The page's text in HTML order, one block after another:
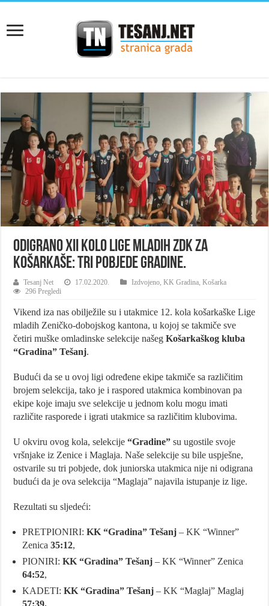
Odigrano XII kolo Lige mladih ZDK za
košarkaše: Tri pobjede Gradine.
Tesanj Net 17.02.2020. Izdvojeno ,KK Gradina ,Košarka
296 Pregledi
Vikend iza nas obilježile su i utakmice 12. kola košarkaške Lige
mladih Zeničko-dobojskog kantona, u kojoj se takmiče sve
četiri muške omladinske selekcije našegKošarkaškog kluba
“Gradina” Tešanj.
Budući da se u ovoj ligi određene ekipe takmiče sa različitim
brojem selekcija, tako je i raspored utakmica kombinovan pa
ekipe koje imaju sve selekcije u jednom kolu mogu imati
različite rasporede i igrati utakmice sa različitim klubovima.
U okviru ovog kola, selekcije“Gradine” su ugostile svoje
vršnjake iz Zenice i Maglaja. Naše selekcije su bile uspješne,
ostvarile su tri pobjede, dok juniorska utakmica nije ni odigrana
budući da je ova selekcija “Maglaja” najavila istupanje iz lige.
Rezultati su sljedeći:
PRETPIONIRI:KK “Gradina” Tešanj – KK “Winner”
Zenica35:12,
PIONIRI:KK “Gradina” Tešanj – KK “Winner” Zenica
64:52,
KADETI:KK “Gradina” Tešanj – KK “Maglaj” Maglaj
57:39.